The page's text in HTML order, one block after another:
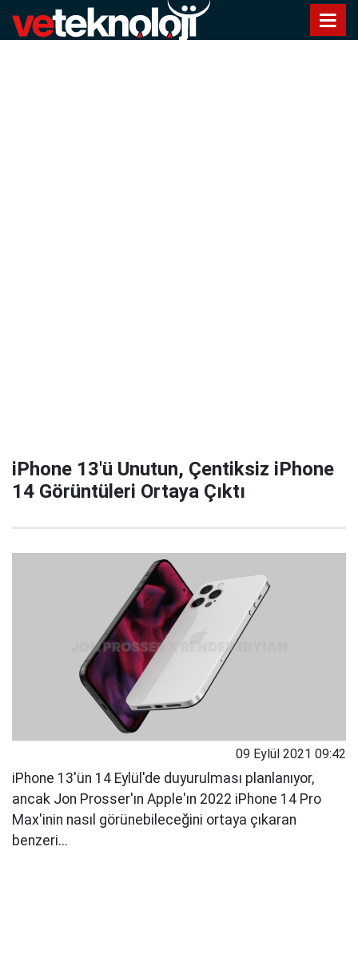
iPhone 13'ü Unutun, Çentiksiz iPhone
14 Görüntüleri Ortaya Çıktı
09 Eylül 2021 09:42
iPhone 13'ün 14 Eylül'de duyurulması planlanıyor,
ancak Jon Prosser'ın Apple'ın 2022 iPhone 14 Pro
Max'inin nasıl görünebileceğini ortaya çıkaran
benzeri...